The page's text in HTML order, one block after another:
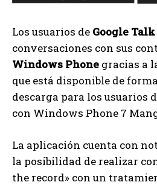
Los usuarios de Google Talk
conversaciones con sus
Windows Phone gracias a
que está disponible de
descarga para los usuarios
con Windows Phone 7
La aplicación cuenta con
la posibilidad de realizar
the record» con un